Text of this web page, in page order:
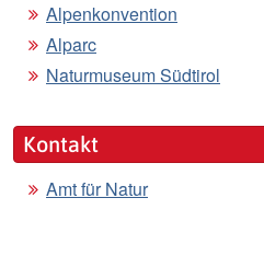
Alpenkonvention
Alparc
Naturmuseum Südtirol
Kontakt
Amt für Natur